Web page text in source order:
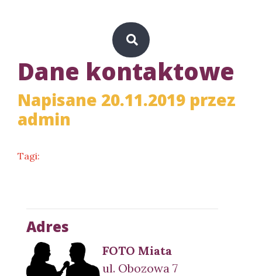
Dane kontaktowe
Napisane 20.11.2019 przez
admin
Tagi:
Adres
FOTO Miata
ul. Obozowa 7